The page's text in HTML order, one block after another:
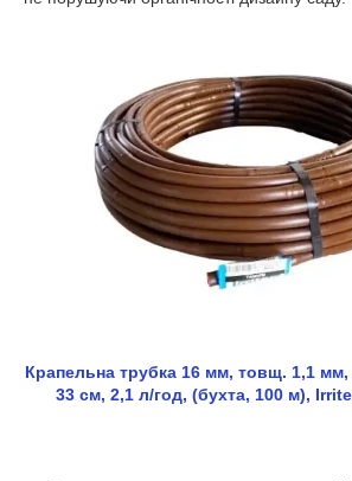
Крапельна трубка 16 мм, товщ. 1,1 мм,
33 см, 2,1 л/год, (бухта, 100 м),